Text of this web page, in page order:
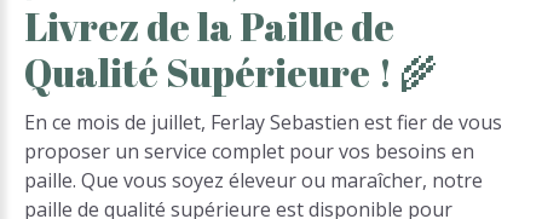
LivrezdelaPaillede
Qualité Supérieure ! 🌾
En ce mois de juillet, Ferlay Sebastien est fier de vous
proposer un service complet pour vos besoins en
paille. Que vous soyez éleveur ou maraîcher, notre
paille de qualité supérieure est disponible pour